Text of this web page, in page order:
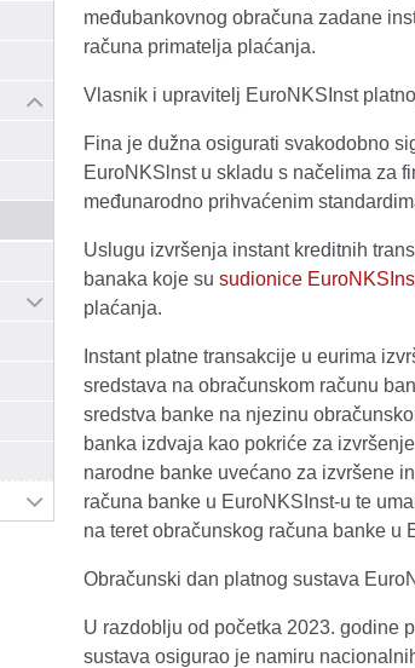
međubankovnog obračuna zadane
računa primatelja plaćanja.
Vlasnik i upravitelj EuroNKSInst
Fina je dužna osigurati svakodobno
EuroNKSlnst u skladu s načelima za
međunarodno prihvaćenim
Uslugu izvršenja instant kreditnih
banaka koje su sudionice
plaćanja.
Instant platne transakcije u eurima
sredstava na obračunskom računu
sredstva banke na njezinu
banka izdvaja kao pokriće za
narodne banke uvećano za izvršene
računa banke u EuroNKSInst-u te
na teret obračunskog računa banke u
Obračunski dan platnog sustava
U razdoblju od početka 2023. godine
sustava osigurao je namiru